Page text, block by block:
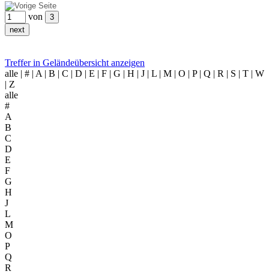
von
Treffer in Geländeübersicht anzeigen
alle | # | A | B | C | D | E | F | G | H | J | L | M | O | P | Q | R | S | T | W
| Z
alle
#
A
B
C
D
E
F
G
H
J
L
M
O
P
Q
R